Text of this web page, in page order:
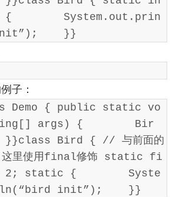
System.out.prin
}}
子：
Demo { public static vo
args) {        Bir
Bird { // 与前面的
，这里使用final修饰 static fi
static {        Syste
init”);    }}